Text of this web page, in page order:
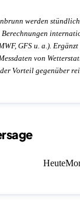
werden
Berechnungen
GFS u. a.).
von
Vorteil gegenüber
Heute